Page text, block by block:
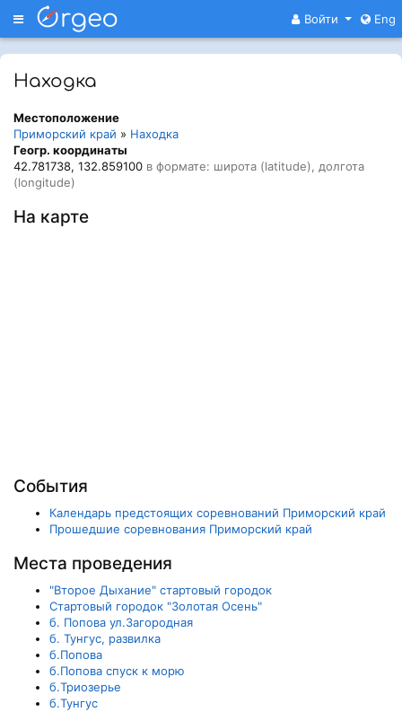
Меню Войти Eng
Находка
Местоположение
Приморский край » Находка
Геогр. координаты
42.781738, 132.859100 в формате: широта (latitude), долгота
(longitude)
На карте
События
Календарь предстоящих соревнований Приморский край
Прошедшие соревнования Приморский край
Места проведения
"Второе Дыхание" стартовый городок
Cтартовый городок "Золотая Осень"
б. Попова ул.Загородная
б. Тунгус, развилка
б.Попова
б.Попова спуск к морю
б.Триозерье
б.Тунгус